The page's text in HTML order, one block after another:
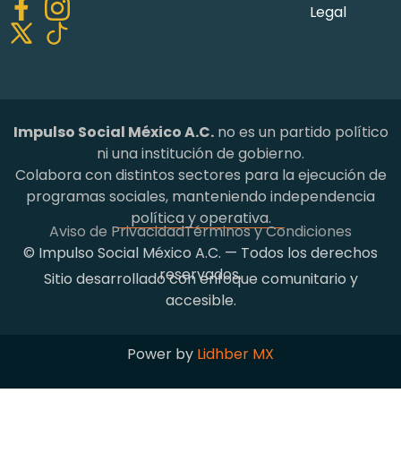
Legal
Impulso Social México A.C.no es un partido político
ni una institución de gobierno.
Colabora con distintos sectores para la ejecución de
programas sociales, manteniendo independencia
política y operativa.
Aviso de PrivacidadTérminos y Condiciones
© Impulso Social México A.C. — Todos los derechos
reservados.
Sitio desarrollado con enfoque comunitario y
accesible.
Power by Lidhber MX